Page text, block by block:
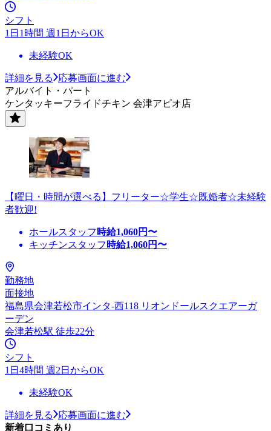
シフト
1日1時間 週1日からOK
未経験OK
詳細を見る
応募画面に進む
アルバイト・パート
ケンタッキーフライドチキン 会津アピオ店
【曜日・時間が選べる】フリーター☆学生☆既婚者☆未経験
者歓迎!
ホールスタッフ 時給1,060円〜
キッチンスタッフ 時給1,060円〜
勤務地
面接地
福島県会津若松市インタ-西118 リオンドールスクエアーガ
ーデン
会津若松駅 徒歩22分
シフト
1日4時間 週2日からOK
未経験OK
詳細を見る
応募画面に進む
新着口コミあり